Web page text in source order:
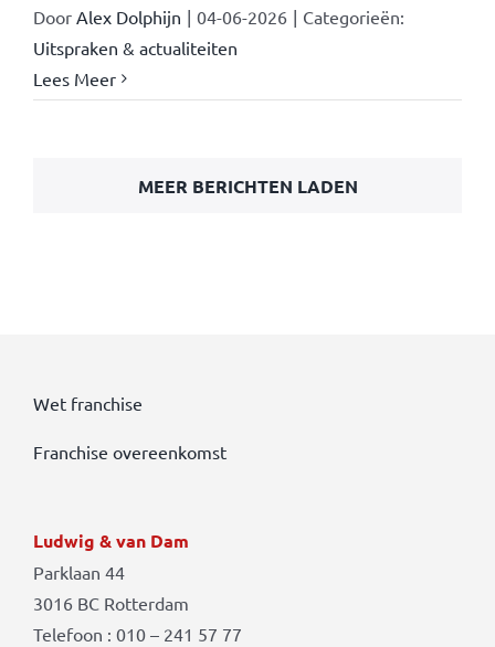
Door Alex Dolphijn | 04-06-2026 | Categorieën:
Uitspraken & actualiteiten
Lees Meer
MEER BERICHTEN LADEN
Wet franchise
Franchise overeenkomst
Ludwig & van Dam
Parklaan 44
3016 BC Rotterdam
Telefoon : 010 – 241 57 77